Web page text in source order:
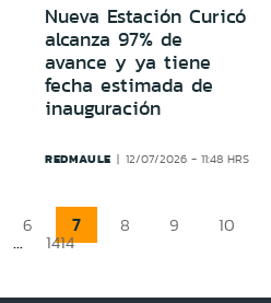
Nueva Estación Curicó
alcanza 97% de
avance y ya tiene
fecha estimada de
inauguración
REDMAULE 12/07/2026 - 11:48 HRS
6 7 8 9 10
... 1414